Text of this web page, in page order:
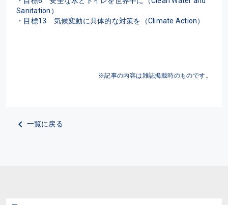
Sanitation）
・目標13　気候変動に具体的な対策を（Climate Action）
※記事の内容は雑誌掲載時のものです。
一覧に戻る